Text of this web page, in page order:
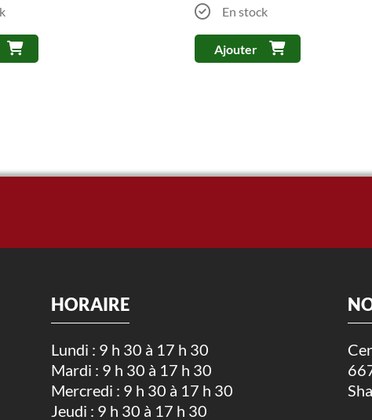
En stock
Ajouter
HORAIRE
Lundi : 9 h 30 à 17 h 30
Mardi : 9 h 30 à 17 h 30
Mercredi : 9 h 30 à 17 h 30
Jeudi : 9 h 30 à 17 h 30